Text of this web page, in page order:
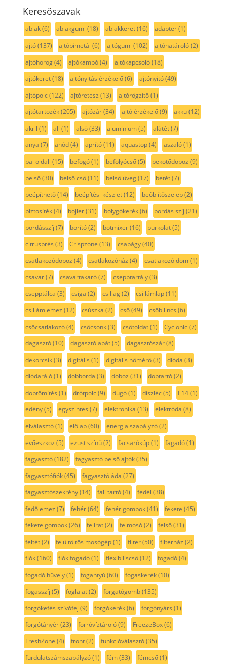
Keresőszavak
ablak(6) ablakgumi (18) ablakkeret(16) adapter(1)
ajtó(137) ajtóbimetál (6) ajtógumi (102) ajtóhatároló(2)
ajtóhorog(4) ajtókampó(4) ajtókapcsoló(18)
ajtókeret(18) ajtónyitás érzékelő(6) ajtónyitó(49)
ajtópolc(122) ajtóretesz (13) ajtórögzítő(1)
ajtótartozék(205) ajtózár(34) ajtó érzékelő(9) akku(12)
akril (1) alj (1) alsó(33) aluminium(5) alátét(7)
anya (7) anód(4) aprító(11) aquastop(4) aszaló(1)
bal oldali (15) befogó(1) befolyócső(5) bekötődoboz (9)
belső(30) belső cső(11) belső üveg(17) betét(7)
beépíthető(14) beépítési készlet(12) beőblítőszelep(2)
biztosíték(4) bojler(31) bolygókerék(6) bordás szíj (21)
bordásszíj (7) borító(2) botmixer(16) burkolat(5)
citrusprés (3) Crispzone (13) csapágy(40)
csatlakozódoboz (4) csatlakozóház (4) csatlakozóidom(1)
csavar(7) csavartakaró(7) csepptartály(3)
csepptálca (3) csiga (2) csillag(2) csillámlap(11)
csillámlemez (12) csúszka (2) cső(49) csőbilincs (6)
csőcsatlakozó(4) csőcsonk(3) csőtoldat(1) Cyclonic(7)
dagasztó(10) dagasztólapát(5) dagasztószár(8)
dekorcsík(3) digitális (1) digitális hőmérő(3) dióda (3)
diódaráló(1) dobborda (3) doboz (31) dobtartó(2)
dobtömítés (1) drótpolc(9) dugó(1) díszléc(5) E14(1)
edény(5) egyszintes (7) elektronika (13) elektróda (8)
elválasztó(1) előlap(60) energia szabályzó(2)
evőeszköz (5) ezüst színű(2) facsarókúp(1) fagadó(1)
fagyasztó(182) fagyasztó belső ajtók(35)
fagyasztófiók(45) fagyasztóláda (27)
fagyasztószekrény(14) fali tartó(4) fedél (38)
fedőlemez (7) fehér(64) fehér gombok(41) fekete (45)
fekete gombok(26) felirat(2) felmosó(2) felső(31)
feltét(2) felültöltős mosógép(1) filter(50) filterház (2)
fiók(160) fiók fogadó(1) flexibiliscső(12) fogadó(4)
fogadó hüvely(1) fogantyú(60) fogaskerék(10)
fogasszíj (5) foglalat(2) forgatógomb(135)
forgókefés szívófej (9) forgókerék(6) forgónyárs (1)
forgótányér(23) forróvíztároló(9) FreezeBox(6)
FreshZone (4) front(2) funkcióválasztó(35)
furdulatszámszabályzó(1) fém(33) fémcső(1)